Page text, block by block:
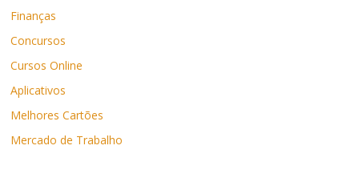
Finanças
Concursos
Cursos Online
Aplicativos
Melhores Cartões
Mercado de Trabalho